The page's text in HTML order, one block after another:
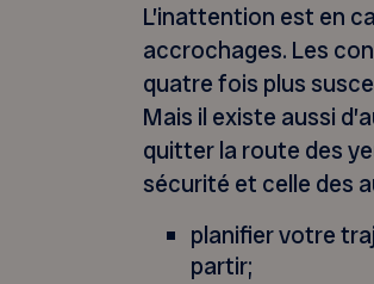
L’inattention est en
accrochages. Les
quatre fois plus
Mais il existe aussi
quitter la route des
sécurité et celle des
planifier votre
partir;